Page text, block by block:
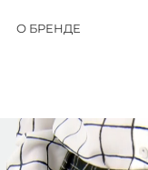
О БРЕНДЕ